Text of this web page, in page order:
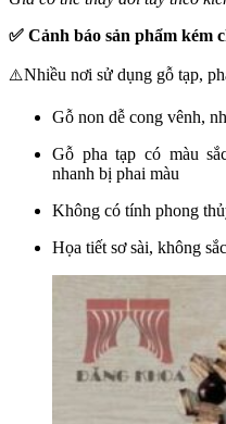
✅ Cảnh báo sản phẩm
⚠️Nhiều nơi sử dụng gỗ tạp,
Gỗ non dễ cong vênh,
Gỗ pha tạp có màu
nhanh bị phai màu
Không có tính phong
Họa tiết sơ sài, không